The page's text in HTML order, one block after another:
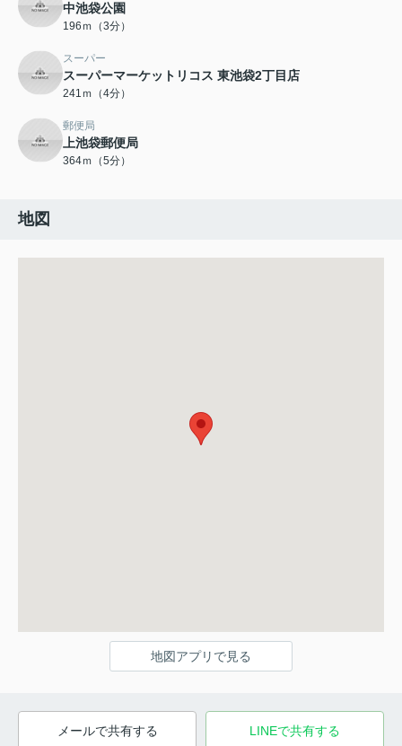
中池袋公園
196ｍ（3分）
スーパー
スーパーマーケットリコス 東池袋2丁目店
241ｍ（4分）
郵便局
上池袋郵便局
364ｍ（5分）
地図
地図アプリで見る
メールで共有する LINEで共有する